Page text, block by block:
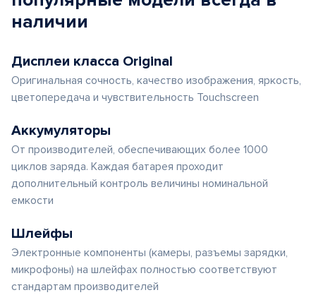
наличии
Дисплеи класса Original
Оригинальная сочность, качество изображения, яркость,
цветопередача и чувствительность Touchscreen
Аккумуляторы
От производителей, обеспечивающих более 1000
циклов заряда. Каждая батарея проходит
дополнительный контроль величины номинальной
емкости
Шлейфы
Электронные компоненты (камеры, разъемы зарядки,
микрофоны) на шлейфах полностью соответствуют
стандартам производителей